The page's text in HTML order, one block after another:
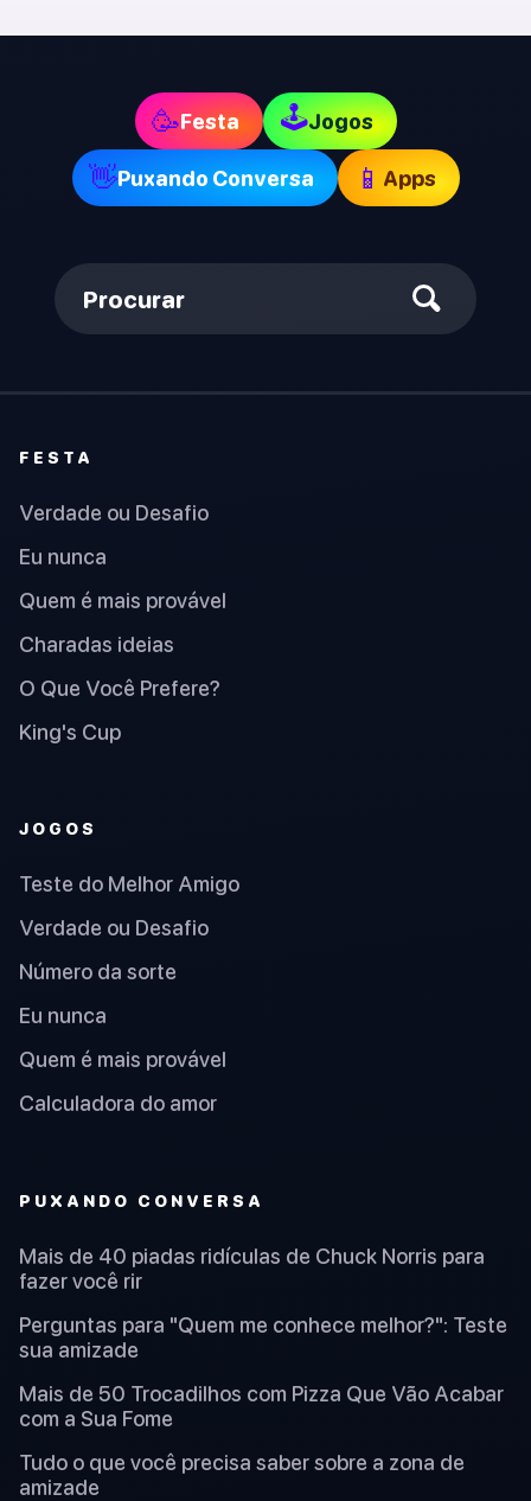
🥳Festa 🕹Jogos
👋Puxando Conversa 📱 Apps
Procurar
FESTA
Verdade ou Desafio
Eu nunca
Quem é mais provável
Charadas ideias
O Que Você Prefere?
King's Cup
JOGOS
Teste do Melhor Amigo
Verdade ou Desafio
Número da sorte
Eu nunca
Quem é mais provável
Calculadora do amor
PUXANDO CONVERSA
Mais de 40 piadas ridículas de Chuck Norris para
fazer você rir
Perguntas para "Quem me conhece melhor?": Teste
sua amizade
Mais de 50 Trocadilhos com Pizza Que Vão Acabar
com a Sua Fome
Tudo o que você precisa saber sobre a zona de
amizade